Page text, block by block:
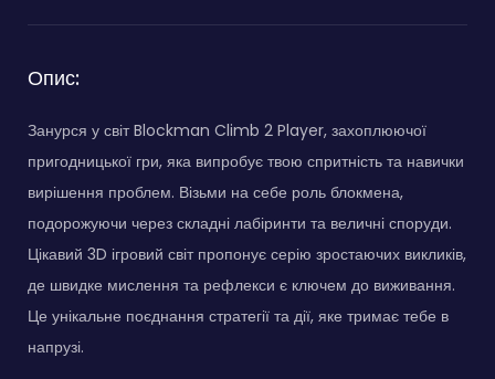
Опис:
Занурся у світ Blockman Climb 2 Player, захоплюючої
пригодницької гри, яка випробує твою спритність та навички
вирішення проблем. Візьми на себе роль блокмена,
подорожуючи через складні лабіринти та величні споруди.
Цікавий 3D ігровий світ пропонує серію зростаючих викликів,
де швидке мислення та рефлекси є ключем до виживання.
Це унікальне поєднання стратегії та дії, яке тримає тебе в
напрузі.